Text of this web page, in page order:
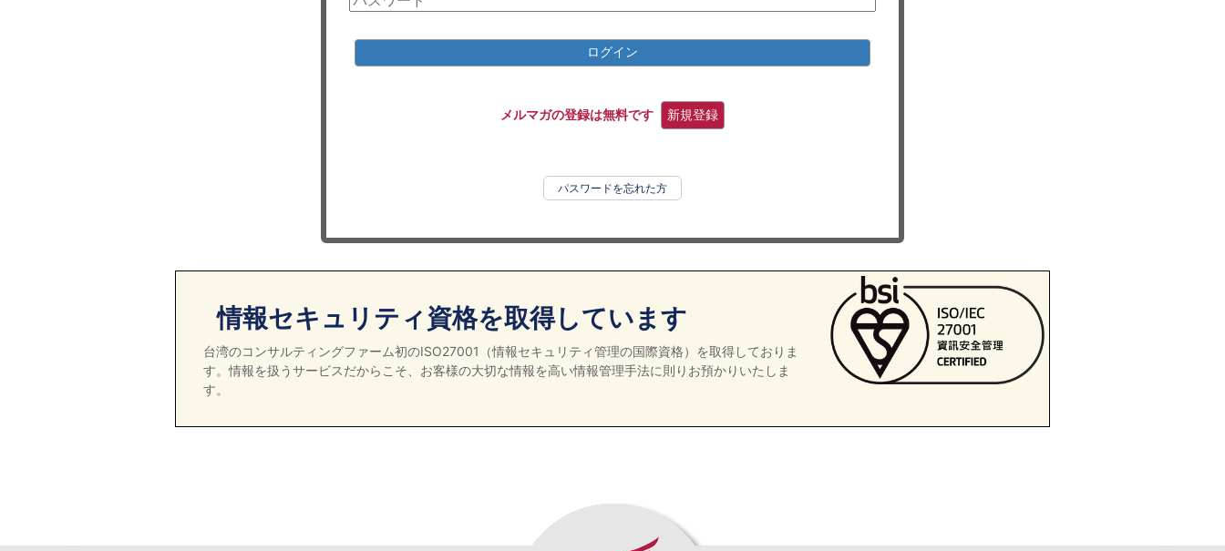
ログイン
メルマガの登録は無料です 新規登録
パスワードを忘れた方
情報セキュリティ資格を取得しています
台湾のコンサルティングファーム初のISO27001（情報セキュリティ管理の国際資格）を取得しておりま
す。情報を扱うサービスだからこそ、お客様の大切な情報を高い情報管理手法に則りお預かりいたしま
す。